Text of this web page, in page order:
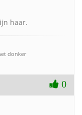
haar.
donker
0